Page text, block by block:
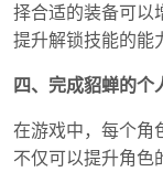
择合适的装备可以
提升解锁技能的能
四、完成貂蝉的个
在游戏中，每个角
不仅可以提升角色